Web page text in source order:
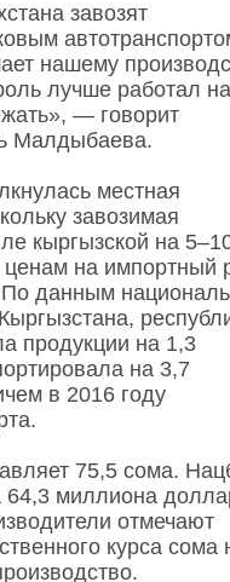
завозят
нашему
лучше работал на
— говорит
Малдыбаева.
местная
завозимая
кыргызской на
на импортный
данным
продукции на 1,3
на 3,7
в 2016 году
75,5 сома.
64,3 миллиона
отмечают
курса сома